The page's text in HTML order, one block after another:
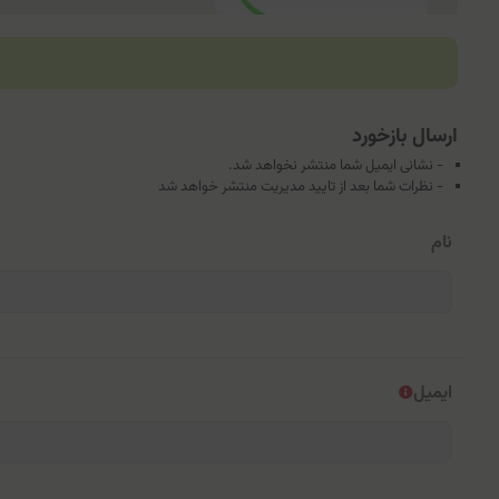
ارسال بازخورد
- نشانی ایمیل شما منتشر نخواهد شد.
- نظرات شما بعد از تایید مدیریت منتشر خواهد شد
نام
ایمیل